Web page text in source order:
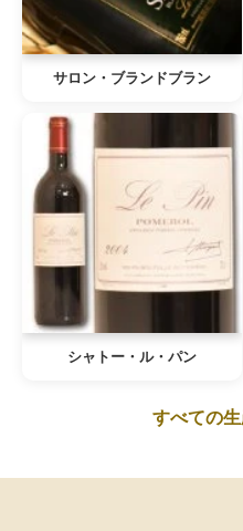
サロン・ブランドブラン
シャトー・ル・パン
すべての